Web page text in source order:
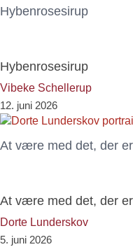
Hybenrosesirup
Hybenrosesirup
Vibeke Schellerup
12. juni 2026
At være med det, der er
At være med det, der er
Dorte Lunderskov
5. juni 2026